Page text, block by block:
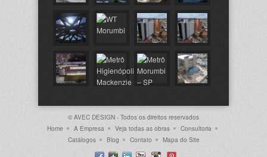
© AVEC DESIGN - Todos os direitos reservados
Home
A Empresa Veja todas as obras
Consultoria
Catálogos
Blog Contato Mapa do Site